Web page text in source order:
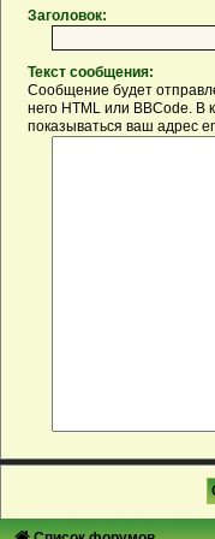
Заголовок:
Текст сообщения:
Сообщение будет
него HTML или BBCode. В
показываться ваш адрес